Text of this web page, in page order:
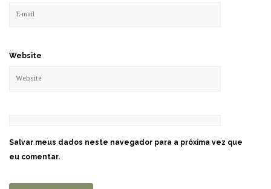
Website
Salvar meus dados neste navegador para a próxima vez que
eu comentar.